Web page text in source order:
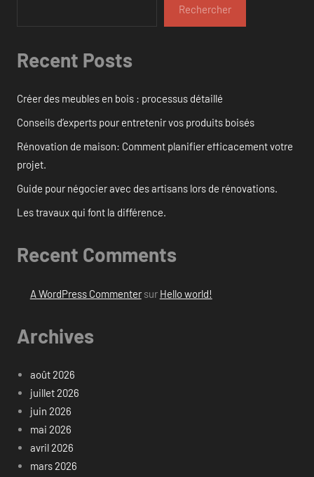
Rechercher
Recent Posts
Créer des meubles en bois : processus détaillé
Conseils d’experts pour entretenir vos produits boisés
Rénovation de maison: Comment planifier efficacement votre
projet.
Guide pour négocier avec des artisans lors de rénovations.
Les travaux qui font la différence.
Recent Comments
A WordPress Commentersur Hello world!
Archives
août 2026
juillet 2026
juin 2026
mai 2026
avril 2026
mars 2026